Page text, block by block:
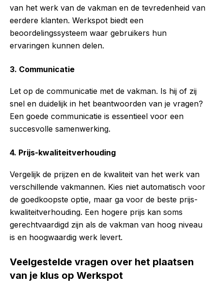
van het werk van de vakman en de tevredenheid van
eerdere klanten. Werkspot biedt een
beoordelingssysteem waar gebruikers hun
ervaringen kunnen delen.
3. Communicatie
Let op de communicatie met de vakman. Is hij of zij
snel en duidelijk in het beantwoorden van je vragen?
Een goede communicatie is essentieel voor een
succesvolle samenwerking.
4. Prijs-kwaliteitverhouding
Vergelijk de prijzen en de kwaliteit van het werk van
verschillende vakmannen. Kies niet automatisch voor
de goedkoopste optie, maar ga voor de beste prijs-
kwaliteitverhouding. Een hogere prijs kan soms
gerechtvaardigd zijn als de vakman van hoog niveau
is en hoogwaardig werk levert.
Veelgestelde vragen over het plaatsen
van je klus op Werkspot